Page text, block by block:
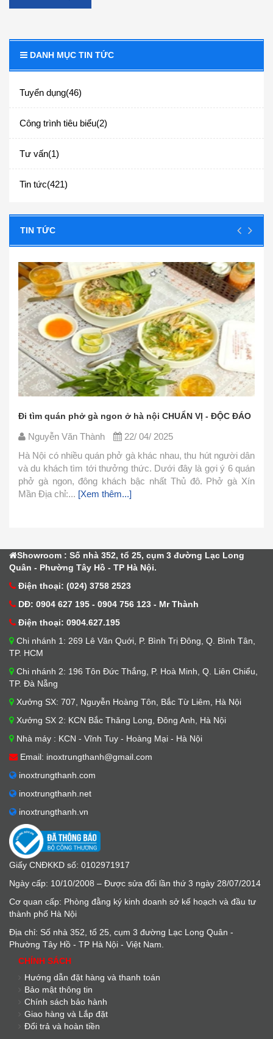
DANH MỤC TIN TỨC
Tuyển dụng(46)
Công trình tiêu biểu(2)
Tư vấn(1)
Tin tức(421)
TIN TỨC
Đi tìm quán phở gà ngon ở hà nội CHUẨN VỊ - ĐỘC ĐÁO
Nguyễn Văn Thành
22/ 04/ 2025
Hà Nội có nhiều quán phở gà khác nhau, thu hút người dân
và du khách tìm tới thưởng thức. Dưới đây là gợi ý 6 quán
phở gà ngon, đông khách bậc nhất Thủ đô. Phở gà Xín
Mần Địa chỉ:... [Xem thêm...]
Showroom : Số nhà 352, tổ 25, cụm 3 đường Lạc Long
Quân - Phường Tây Hồ - TP Hà Nội.
Điện thoại: (024) 3758 2523
DĐ: 0904 627 195 - 0904 756 123 - Mr Thành
Điện thoại: 0904.627.195
Chi nhánh 1: 269 Lê Văn Quới, P. Bình Trị Đông, Q. Bình Tân,
TP. HCM
Chi nhánh 2: 196 Tôn Đức Thắng, P. Hoà Minh, Q. Liên Chiểu,
TP. Đà Nẵng
Xưởng SX: 707, Nguyễn Hoàng Tôn, Bắc Từ Liêm, Hà Nội
Xưởng SX 2: KCN Bắc Thăng Long, Đông Anh, Hà Nội
Nhà máy : KCN - Vĩnh Tuy - Hoàng Mại - Hà Nội
Email: inoxtrungthanh@gmail.com
inoxtrungthanh.com
inoxtrungthanh.net
inoxtrungthanh.vn
Giấy CNĐKKD số: 0102971917
Ngày cấp: 10/10/2008 – Được sửa đổi lần thứ 3 ngày 28/07/2014
Cơ quan cấp: Phòng đằng ký kinh doanh sở kế hoạch và đầu tư
thành phố Hà Nội
Địa chỉ: Số nhà 352, tổ 25, cụm 3 đường Lạc Long Quân -
Phường Tây Hồ - TP Hà Nội - Việt Nam.
CHÍNH SÁCH
Hướng dẫn đặt hàng và thanh toán
Bảo mật thông tin
Chính sách bảo hành
Giao hàng và Lắp đặt
Đổi trả và hoàn tiền